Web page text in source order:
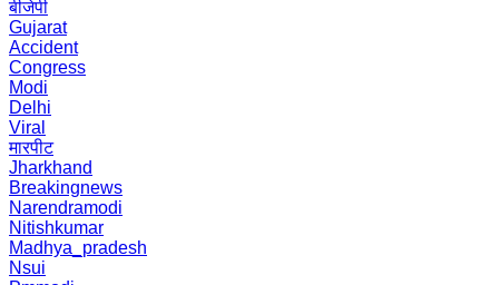
बीजेपी
Gujarat
Accident
Congress
Modi
Delhi
Viral
मारपीट
Jharkhand
Breakingnews
Narendramodi
Nitishkumar
Madhya_pradesh
Nsui